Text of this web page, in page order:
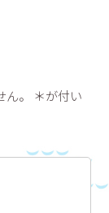
ん。 ＊が付い